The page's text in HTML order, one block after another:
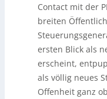
Contact mit der
breiten
ersten Blick als
erscheint,
als völlig neues
Offenheit ganz